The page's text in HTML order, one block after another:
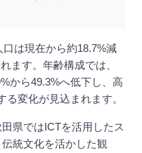
は現在から約18.7%減
ます。年齢構成では、
から49.3%へ低下し、高
変化が見込まれます。
県ではICTを活用したス
統文化を活かした観